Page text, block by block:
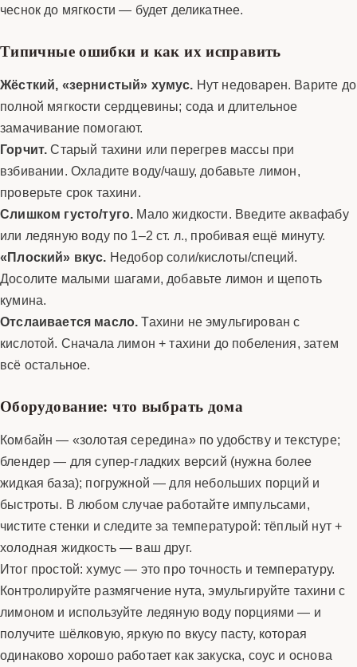
чеснок до мягкости — будет деликатнее.
Типичные ошибки и как их исправить
Жёсткий, «зернистый» хумус. Нут недоварен. Варите до
полной мягкости сердцевины; сода и длительное
замачивание помогают.
Горчит.Старый тахини или перегрев массы при
взбивании. Охладите воду/чашу, добавьте лимон,
проверьте срок тахини.
Слишком густо/туго. Мало жидкости. Введите аквафабу
или ледяную воду по 1–2 ст. л., пробивая ещё минуту.
«Плоский» вкус. Недобор соли/кислоты/специй.
Досолите малыми шагами, добавьте лимон и щепоть
кумина.
Отслаивается масло.Тахини не эмульгирован с
кислотой. Сначала лимон + тахини до побеления, затем
всё остальное.
Оборудование: что выбрать дома
Комбайн — «золотая середина» по удобству и текстуре;
блендер — для супер-гладких версий (нужна более
жидкая база); погружной — для небольших порций и
быстроты. В любом случае работайте импульсами,
чистите стенки и следите за температурой: тёплый нут +
холодная жидкость — ваш друг.
Итог простой: хумус — это про точность и температуру.
Контролируйте размягчение нута, эмульгируйте тахини с
лимоном и используйте ледяную воду порциями — и
получите шёлковую, яркую по вкусу пасту, которая
одинаково хорошо работает как закуска, соус и основа